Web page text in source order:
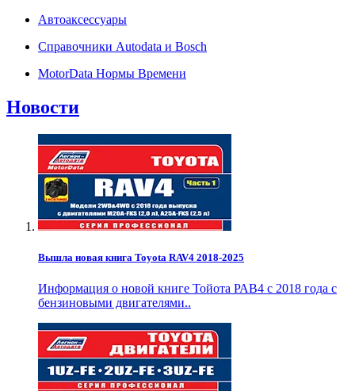
Автоаксессуары
Справочники Autodata и Bosch
MotorData Нормы Времени
Новости
Вышла новая книга Toyota RAV4 2018-2025
Информация о новой книге Тойота РАВ4 с 2018 года с
бензиновыми двигателями..